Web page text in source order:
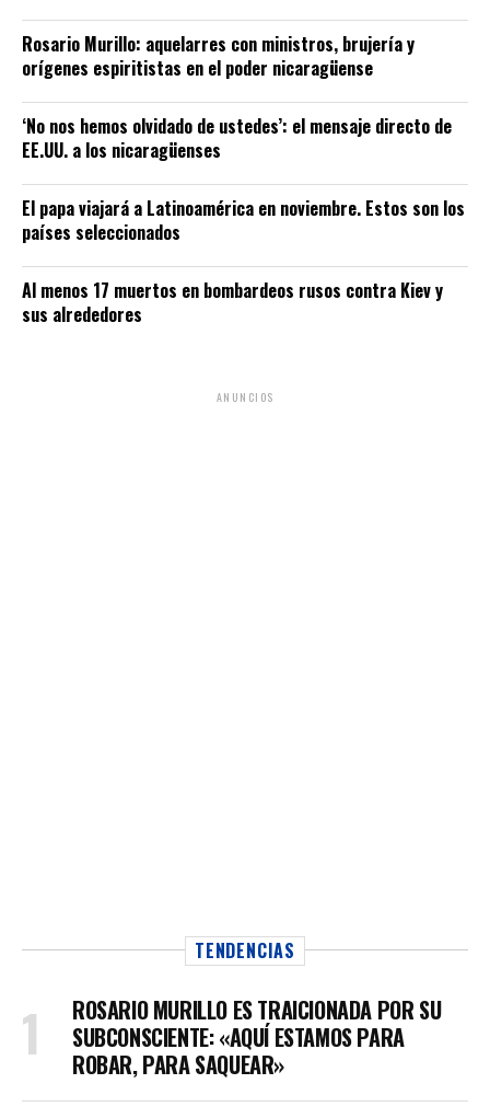
Rosario Murillo: aquelarres con ministros, brujería y
orígenes espiritistas en el poder nicaragüense
‘No nos hemos olvidado de ustedes’: el mensaje directo de
EE.UU. a los nicaragüenses
El papa viajará a Latinoamérica en noviembre. Estos son los
países seleccionados
Al menos 17 muertos en bombardeos rusos contra Kiev y
sus alrededores
ANUNCIOS
TENDENCIAS
ROSARIO MURILLO ES TRAICIONADA POR SU
SUBCONSCIENTE: «AQUÍ ESTAMOS PARA
ROBAR, PARA SAQUEAR»